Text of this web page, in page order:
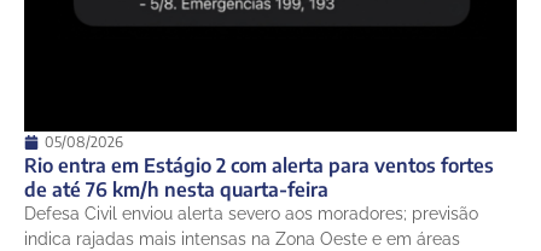
05/08/2026
Rio entra em Estágio 2 com alerta para ventos fortes
de até 76 km/h nesta quarta-feira
Defesa Civil enviou alerta severo aos moradores; previsão
indica rajadas mais intensas na Zona Oeste e em áreas